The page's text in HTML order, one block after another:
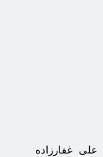
غفارزاده